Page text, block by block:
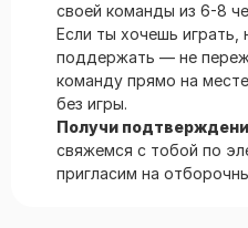
своей команды из 6-8
Если ты хочешь играть,
поддержать — не
команду прямо на
без игры.
Получи
свяжемся c тобой по
пригласим на